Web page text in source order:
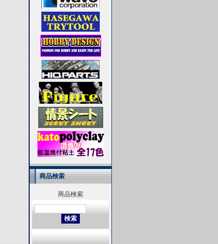
商品検索
商品検索